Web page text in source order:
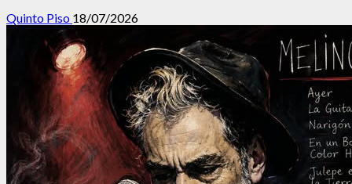
Quinto Piso 18/07/2026